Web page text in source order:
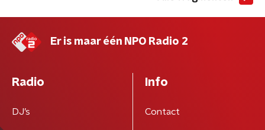
Er is maar één NPO Radio 2
Radio
DJ’s
Info
Contact